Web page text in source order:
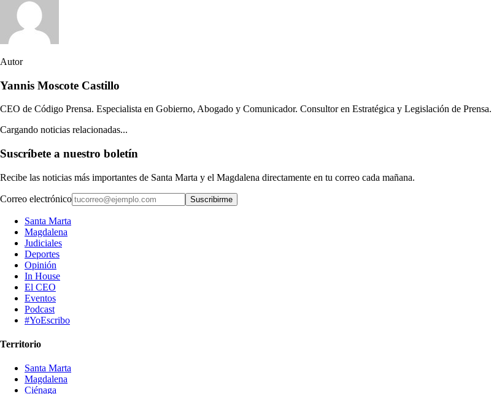
Autor
Yannis Moscote Castillo
CEO de Código Prensa. Especialista en Gobierno, Abogado y Comunicador. Consultor en Estratégica y Legislación de Prensa.
Cargando noticias relacionadas...
Suscríbete a nuestro boletín
Recibe las noticias más importantes de Santa Marta y el Magdalena directamente en tu correo cada mañana.
Correo electrónico Suscribirme
Santa Marta
Magdalena
Judiciales
Deportes
Opinión
In House
El CEO
Eventos
Podcast
#YoEscribo
Territorio
Santa Marta
Magdalena
Ciénaga